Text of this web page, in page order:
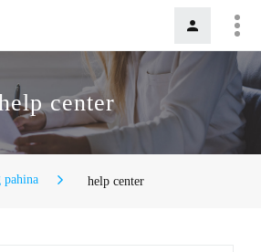
center
pahina help center